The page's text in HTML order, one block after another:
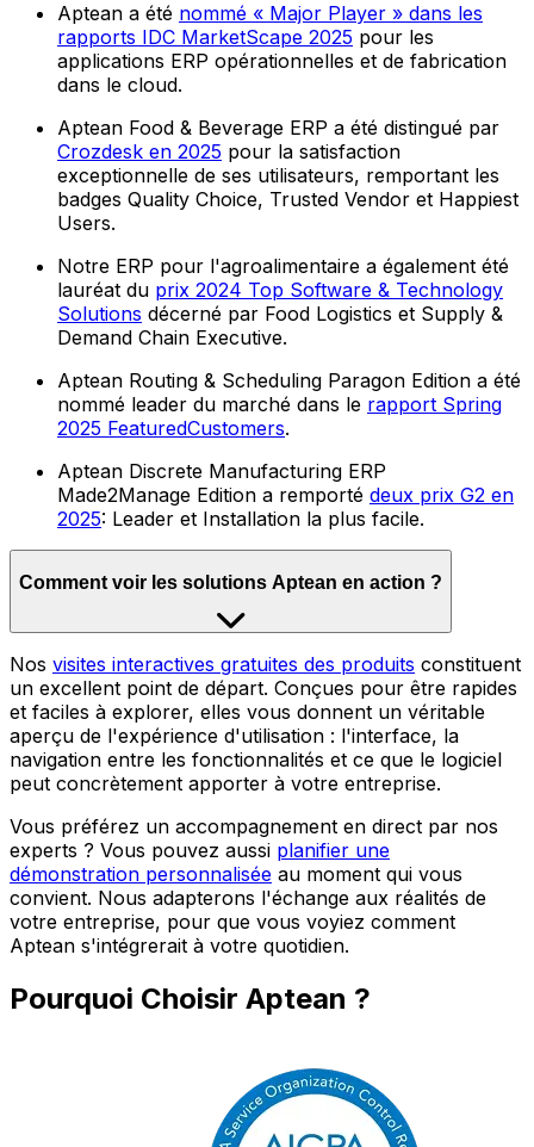
Aptean a été nommé « Major Player » dans les
rapports IDC MarketScape 2025 pour les
applications ERP opérationnelles et de fabrication
dans le cloud.
Aptean Food & Beverage ERP a été distingué par
Crozdesk en 2025 pour la satisfaction
exceptionnelle de ses utilisateurs, remportant les
badges Quality Choice, Trusted Vendor et Happiest
Users.
Notre ERP pour l'agroalimentaire a également été
lauréat du prix 2024 Top Software & Technology
Solutions décerné par Food Logistics et Supply &
Demand Chain Executive.
Aptean Routing & Scheduling Paragon Edition a été
nommé leader du marché dans le rapport Spring
2025 FeaturedCustomers.
Aptean Discrete Manufacturing ERP
Made2Manage Edition a remporté deux prix G2 en
2025: Leader et Installation la plus facile.
Comment voir les solutions Aptean en action ?
Nos visites interactives gratuites des produits constituent
un excellent point de départ. Conçues pour être rapides
et faciles à explorer, elles vous donnent un véritable
aperçu de l'expérience d'utilisation : l'interface, la
navigation entre les fonctionnalités et ce que le logiciel
peut concrètement apporter à votre entreprise.
Vous préférez un accompagnement en direct par nos
experts ? Vous pouvez aussi planifier une
démonstration personnalisée au moment qui vous
convient. Nous adapterons l'échange aux réalités de
votre entreprise, pour que vous voyiez comment
Aptean s'intégrerait à votre quotidien.
Pourquoi Choisir Aptean ?